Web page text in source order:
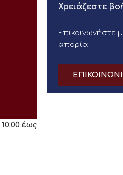
10:00 έως
Χρειάζεστε
Επικοινωνήστε
απορία